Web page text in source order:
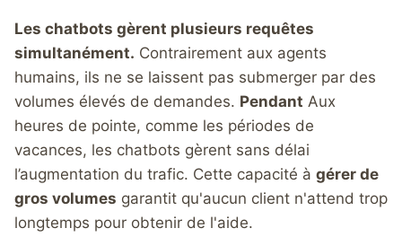
Les chatbots gèrent plusieurs requêtes
simultanément. Contrairement aux agents
humains, ils ne se laissent pas submerger par des
volumes élevés de demandes. Pendant Aux
heures de pointe, comme les périodes de
vacances, les chatbots gèrent sans délai
l’augmentation du trafic. Cette capacité à gérer de
gros volumes garantit qu'aucun client n'attend trop
longtemps pour obtenir de l'aide.